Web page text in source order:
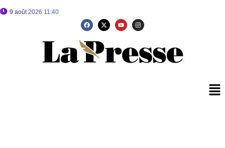
9 août 2026 11:40